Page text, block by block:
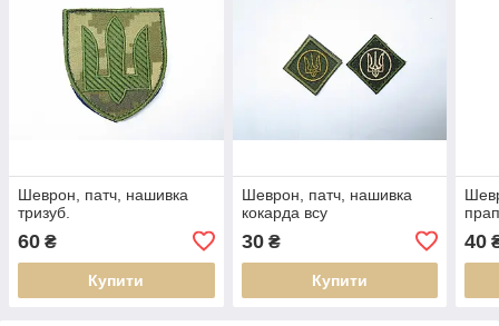
Шеврон, патч, нашивка
тризуб.
60 ₴
Купити
Шеврон, патч, нашивка
кокарда всу
30₴
Купити
40